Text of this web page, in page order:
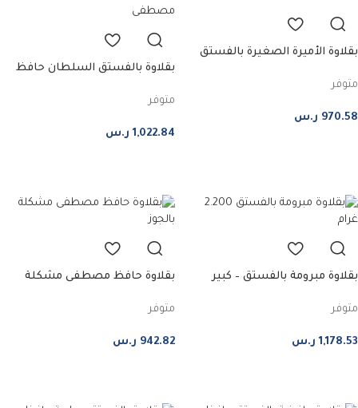
بقلاوة الأميرة الصغيرة بالفستق
متوفر
970.58 ر.س
بقلاوة بالفستق السلطان حافظ
متوفر
1,022.84 ر.س
بقلاوة مبرومة بالفستق – كبير
متوفر
1,178.53 ر.س
بقلاوة حافظ مصطفى مشكلة
متوفر
942.82 ر.س